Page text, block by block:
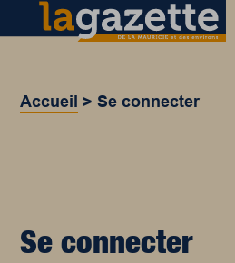
Accueil >Se connecter
Se connecter